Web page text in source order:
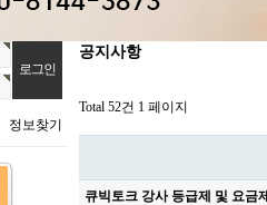
정보찾기
공지사항
Total 52건 1 페이지
큐빅토크 강사 등급제 및 요금